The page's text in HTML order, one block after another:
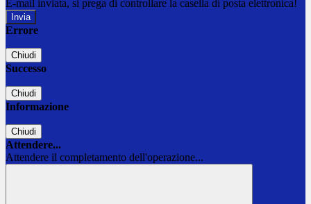
E-mail inviata, si prega di controllare la casella di posta elettronica!
Errore
Chiudi
Successo
Chiudi
Informazione
Chiudi
Attendere...
Attendere il completamento dell'operazione...